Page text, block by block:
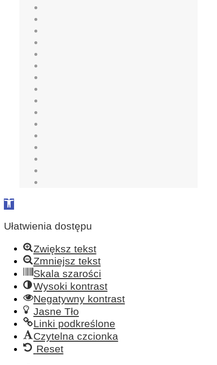
Open
Ułatwienia dostępu
Zwiększ tekst
Zmniejsz tekst
Skala szarości
Wysoki kontrast
Negatywny kontrast
Jasne Tło
Linki podkreślone
Czytelna czcionka
Reset